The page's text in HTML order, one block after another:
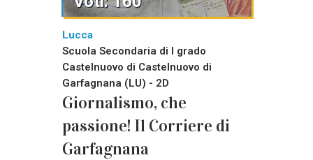
Lucca
Scuola Secondaria di I grado
Castelnuovo di Castelnuovo di
Garfagnana (LU) - 2D
Giornalismo, che
passione! Il Corriere di
Garfagnana